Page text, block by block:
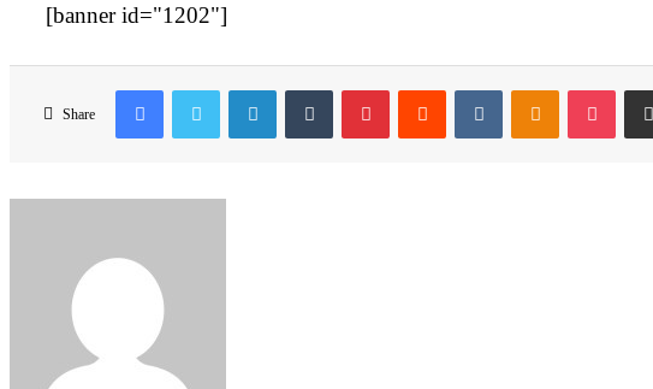
[banner id="1202"]
Share
FacebookTwitter LinkedInTumblr PinterestReddit VKontakteOdnoklassniki